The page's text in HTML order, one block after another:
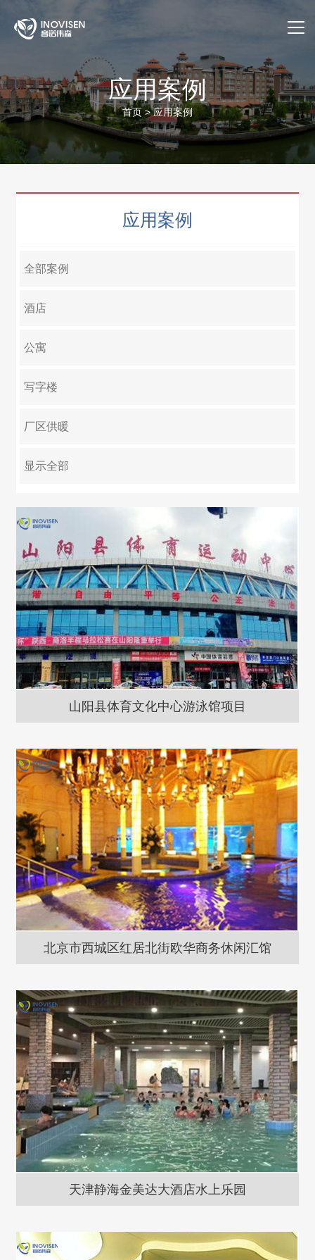
首页
关于我们
产品与服务
应用案例
首页>应用案例
应用案例
全部案例
酒店
公寓
写字楼
厂区供暖
大型集中供暖
游泳池
学校
医院
养殖
反季节绿化
别墅
显示全部
山阳县体育文化中心游泳馆项目
北京市西城区红居北街欧华商务休闲汇馆
天津静海金美达大酒店水上乐园